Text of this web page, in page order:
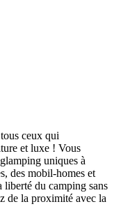
ceux qui
et luxe ! Vous
uniques à
des mobil-homes et
liberté du camping sans
de la proximité avec la